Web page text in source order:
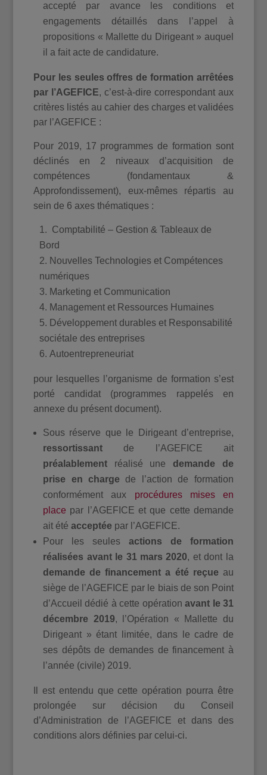
accepté par avance les conditions et
engagements détaillés dans l’appel à
propositions « Mallette du Dirigeant » auquel
il a fait acte de candidature.
Pour les seules offres de formation arrêtées
par l’AGEFICE, c’est-à-dire correspondant aux
critères listés au cahier des charges et validées
par l’AGEFICE :
Pour 2019, 17 programmes de formation sont
déclinés en 2 niveaux d’acquisition de
compétences (fondamentaux &
Approfondissement), eux-mêmes répartis au
sein de 6 axes thématiques :
Comptabilité – Gestion & Tableaux de
Bord
Nouvelles Technologies et Compétences
numériques
Marketing et Communication
Management et Ressources Humaines
Développement durables et Responsabilité
sociétale des entreprises
Autoentrepreneuriat
pour lesquelles l’organisme de formation s’est
porté candidat (programmes rappelés en
annexe du présent document).
Sous réserve que le Dirigeant d’entreprise,
ressortissant de l’AGEFICE ait
préalablement réalisé unedemande de
prise en charge de l’action de formation
conformément aux procédures mises en
place par l’AGEFICE et que cette demande
ait étéacceptée par l’AGEFICE.
Pour les seules actions de formation
réalisées avant le 31 mars 2020, et dont la
demande de financement a été reçue au
siège de l’AGEFICE par le biais de son Point
d’Accueil dédié à cette opérationavant le 31
décembre 2019, l’Opération « Mallette du
Dirigeant » étant limitée, dans le cadre de
ses dépôts de demandes de financement à
l’année (civile) 2019.
Il est entendu que cette opération pourra être
prolongée sur décision du Conseil
d’Administration de l’AGEFICE et dans des
conditions alors définies par celui-ci.